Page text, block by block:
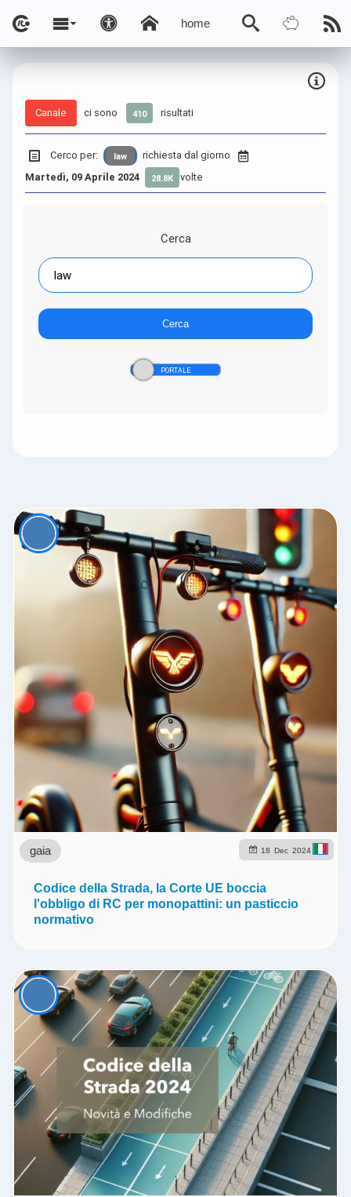
home
Canale ci sono 410 risultati
Cerco per: law
richiesta dal giorno
Martedì, 09 Aprile 2024
28.8K volte
Cerca
Cerca
18 Dec 2024
gaia
Codice della Strada, la Corte UE boccia
l'obbligo di RC per monopattini: un pasticcio
normativo